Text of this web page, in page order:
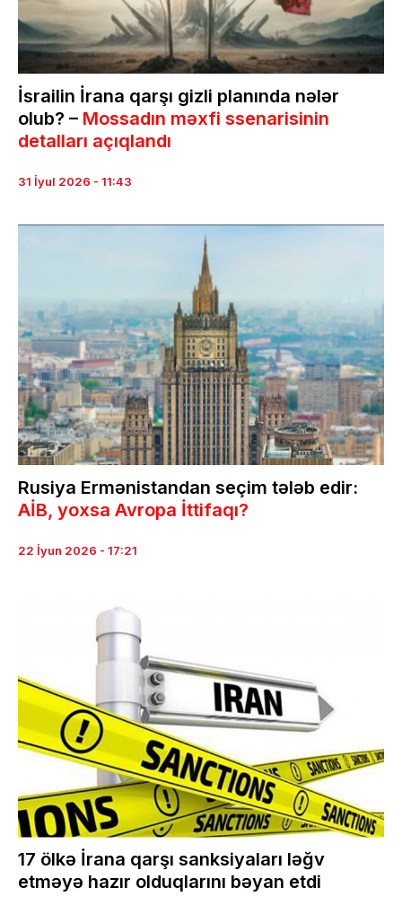
İsrailin İrana qarşı gizli planında nələr
olub? – Mossadın məxfi ssenarisinin
detalları açıqlandı
31 İyul 2026 - 11:43
Rusiya Ermənistandan seçim tələb edir:
AİB, yoxsa Avropa İttifaqı?
22 İyun 2026 - 17:21
17 ölkə İrana qarşı sanksiyaları ləğv
etməyə hazır olduqlarını bəyan etdi